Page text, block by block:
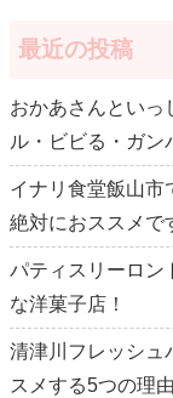
最近の投稿
おかあさんといっ
ル・ビビる・ガン
イナリ食堂飯山市
絶対におススメで
パティスリーロン
な洋菓子店！
清津川フレッシュ
スメする5つの理由